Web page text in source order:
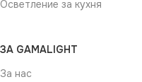
Осветление за кухня
ЗА GAMALIGHT
За нас